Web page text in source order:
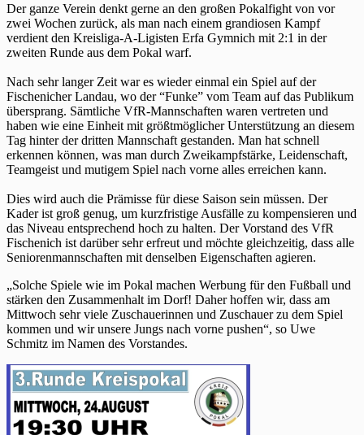
Der ganze Verein denkt gerne an den großen Pokalfight von vor
zwei Wochen zurück, als man nach einem grandiosen Kampf
verdient den Kreisliga-A-Ligisten Erfa Gymnich mit 2:1 in der
zweiten Runde aus dem Pokal warf.
Nach sehr langer Zeit war es wieder einmal ein Spiel auf der
Fischenicher Landau, wo der “Funke” vom Team auf das Publikum
übersprang. Sämtliche VfR-Mannschaften waren vertreten und
haben wie eine Einheit mit größtmöglicher Unterstützung an diesem
Tag hinter der dritten Mannschaft gestanden. Man hat schnell
erkennen können, was man durch Zweikampfstärke, Leidenschaft,
Teamgeist und mutigem Spiel nach vorne alles erreichen kann.
Dies wird auch die Prämisse für diese Saison sein müssen. Der
Kader ist groß genug, um kurzfristige Ausfälle zu kompensieren und
das Niveau entsprechend hoch zu halten. Der Vorstand des VfR
Fischenich ist darüber sehr erfreut und möchte gleichzeitig, dass alle
Seniorenmannschaften mit denselben Eigenschaften agieren.
„Solche Spiele wie im Pokal machen Werbung für den Fußball und
stärken den Zusammenhalt im Dorf! Daher hoffen wir, dass am
Mittwoch sehr viele Zuschauerinnen und Zuschauer zu dem Spiel
kommen und wir unsere Jungs nach vorne pushen“, so Uwe
Schmitz im Namen des Vorstandes.